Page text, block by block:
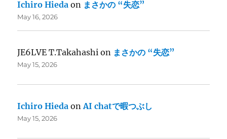
Ichiro Hieda on まさかの “失恋”
May 16, 2026
JE6LVE T.Takahashi on まさかの “失恋”
May 15, 2026
Ichiro Hieda onAI chatで暇つぶし
May 15, 2026